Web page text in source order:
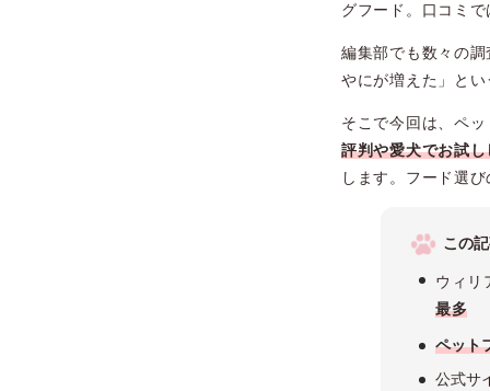
グフード。口コミ
編集部でも数々の
やにが増えた」と
そこで今回は、ペ
評判や愛犬でお試
します。フード選
この
ウィリ
最多
ペット
公式サ